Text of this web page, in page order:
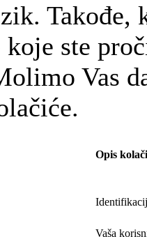
koje ste
Vas
Opis
Vaša